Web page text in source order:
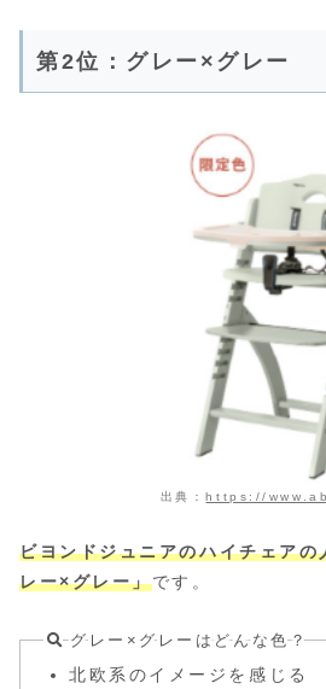
第2位：グレー×グレー
出典：https://
ビヨンドジュニアのハイチェア
レー×グレー」です。
グレー×グレーはどんな色？
北欧系のイメージを感じる